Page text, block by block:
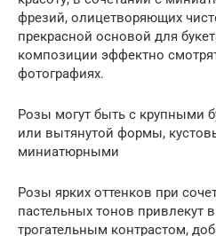
фрезий, олицетворяющих
прекрасной основой для
композиции эффектно
фотографиях.
Розы могут быть с крупными
или вытянутой формы,
миниатюрными
Розы ярких оттенков при
пастельных тонов привлекут
трогательным контрастом,